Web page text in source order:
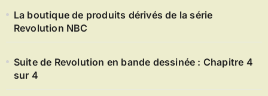
La boutique de produits dérivés de la série
Revolution NBC
Suite de Revolution en bande dessinée : Chapitre 4
sur 4